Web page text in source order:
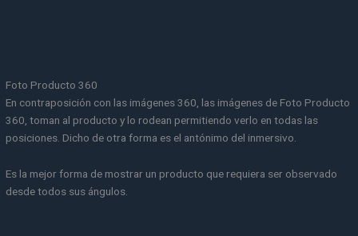
Foto Producto 360
En contraposición con las imágenes 360, las imágenes de Foto Producto
360, toman al producto y lo rodean permitiendo verlo en todas las
posiciones. Dicho de otra forma es el antónimo del inmersivo.
Es la mejor forma de mostrar un producto que requiera ser observado
desde todos sus ángulos.